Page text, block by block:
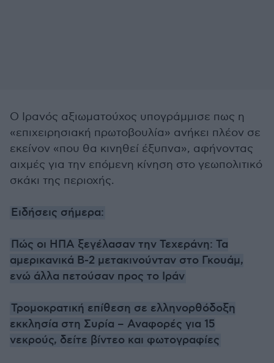
Ο Ιρανός αξιωματούχος υπογράμμισε πως η
«επιχειρησιακή πρωτοβουλία» ανήκει πλέον σε
εκείνον «που θα κινηθεί έξυπνα», αφήνοντας
αιχμές για την επόμενη κίνηση στο γεωπολιτικό
σκάκι της περιοχής.
Ειδήσεις σήμερα:
Πώς οι ΗΠΑ ξεγέλασαν την Τεχεράνη: Τα
αμερικανικά B-2 μετακινούνταν στο Γκουάμ,
ενώ άλλα πετούσαν προς το Ιράν
Τρομοκρατική επίθεση σε ελληνορθόδοξη
εκκλησία στη Συρία – Αναφορές για 15
νεκρούς, δείτε βίντεο και φωτογραφίες